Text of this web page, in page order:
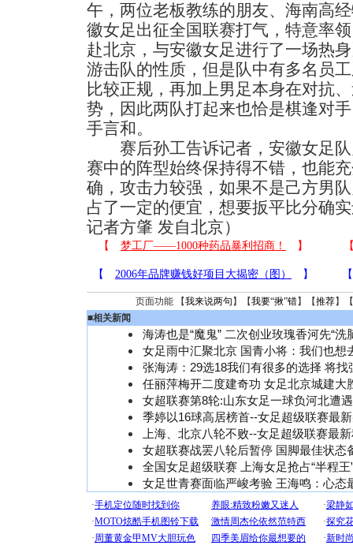
午，两位老板教练的朋友、海南高
徽女足出征全国联赛打气，特意率
赴北京，与安徽女足进行了一场热
游击队的性质，但是队中有多名员
比较正规，再加上男足本身在对抗
势，因此两队打起来也恰是棋逢对
手言和。
赛后孙工告诉记者，安徽女足队
赛中的阵型始终保持得不错，也能
确，攻击力较强，如果不是己方男
占了一定的便宜，想要扳平比分确
记者方肇 发自北京）
页面功能 【我来说两句 】【我要“揪”错】【推荐】
■相关新闻
海涛也是“魔鬼” 二次创业玫瑰香河先“洗
女足雨中汇聚北京 国青小将：我们也想
张海涛：29选18我们有很多的选择 将找
任丽萍梅开二度建奇功 女足北京城建大
女超联赛第8轮:山东女足一球负河北遭
季婷以16球高居榜首--女足超级联赛最
上海、北京八轮不败--女足超级联赛最
女超联赛战罢八轮后暂停 国脚最佳状态
全国女足超级联赛 上海女足抢占“半程王
女足世青赛面临严峻考验 王海鸣：心态